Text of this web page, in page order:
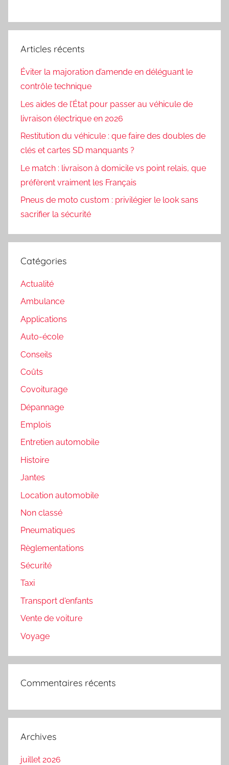
Articles récents
Éviter la majoration d’amende en déléguant le
contrôle technique
Les aides de l’État pour passer au véhicule de
livraison électrique en 2026
Restitution du véhicule : que faire des doubles de
clés et cartes SD manquants ?
Le match : livraison à domicile vs point relais, que
préfèrent vraiment les Français
Pneus de moto custom : privilégier le look sans
sacrifier la sécurité
Catégories
Actualité
Ambulance
Applications
Auto-école
Conseils
Coûts
Covoiturage
Dépannage
Emplois
Entretien automobile
Histoire
Jantes
Location automobile
Non classé
Pneumatiques
Règlementations
Sécurité
Taxi
Transport d'enfants
Vente de voiture
Voyage
Commentaires récents
Archives
juillet 2026